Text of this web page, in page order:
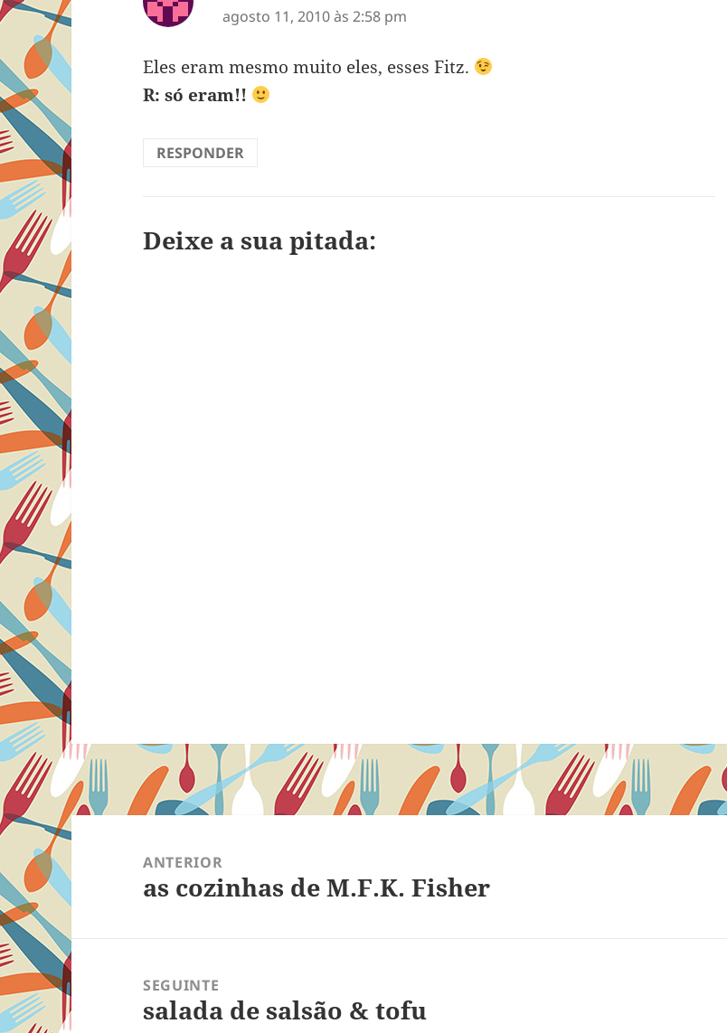
agosto 11, 2010 às 2:58 pm
Eles eram mesmo muito eles, esses Fitz.
R: só eram!!
RESPONDER
Deixe a sua pitada:
Navegação
Post
ANTERIOR
Post
as cozinhas de M.F.K. Fisher
SEGUINTE
Próximo
salada de salsão & tofu